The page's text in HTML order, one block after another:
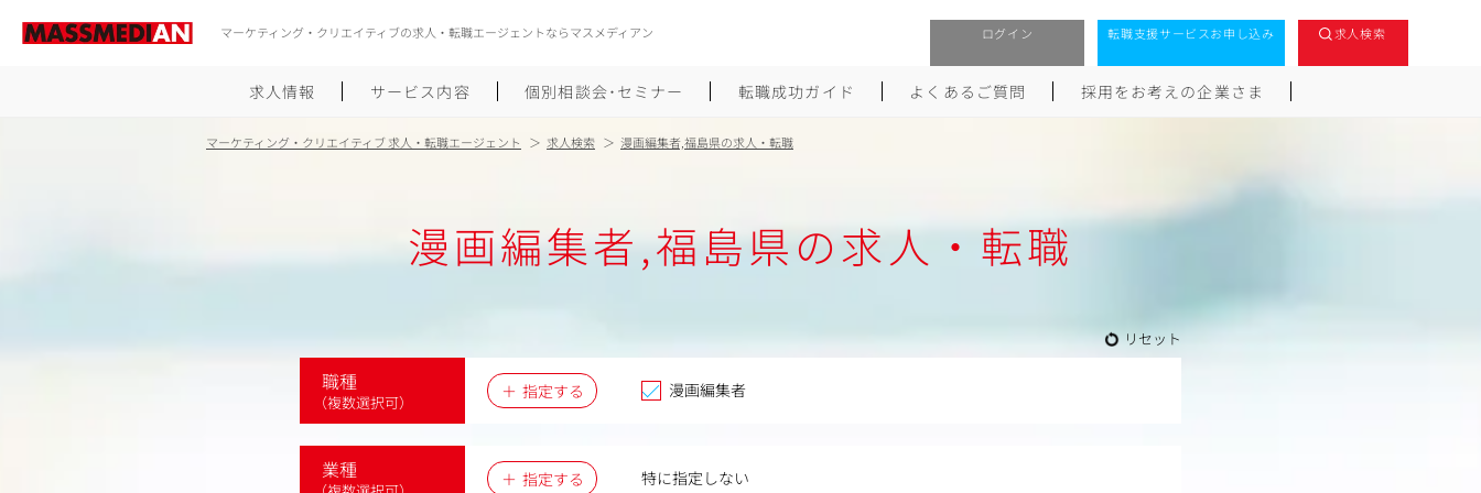
マーケティング・クリエイティブの求人・転職エージェントならマスメディアン ログイン 転職支援サービスお申し込み 求人検索
求人情報 サービス内容 個別相談会･セミナー 転職成功ガイド
履歴書のつくり方
面接対策
大手広告会社への転職
よくあるご質問 採用をお考えの企業さま
マーケティング・クリエイティブ 求人・転職エージェント 求人検索 漫画編集者,福島県の求人・転職
漫画編集者,福島県の求人・転職
リセット
職種
（複数選択可）
指定する 漫画編集者
業種 指定する 特に指定しない